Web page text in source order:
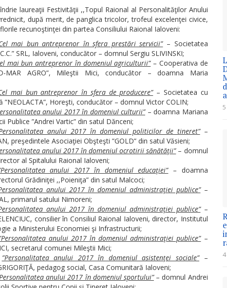
laureaţii Festivităţii ,,Topul Raional al Personalităţilor Anului
după merit, de panglica tricolor, trofeul excelenţei civice,
recunoştinţei din partea Consiliului Raional Ialoveni:
mai bun antreprenor în sfera prestări servicii”– Societatea
SRL, Ialoveni, conducător – domnul Sergiu SLIVINSKI;
mai bun antreprenor în domeniul agriculturii”– Cooperativa de
MAR AGRO”, Mileştii Mici, conducător – doamna Maria
mai bun antreprenor în sfera de producere” – Societatea cu
”NEOLACTA”, Horeşti, conducător – domnul Victor COLIN;
anului 2017 în domeniul culturii”– doamna Mariana
Publice ”Andrei Vartic” din satul Dănceni;
anului 2017 în domeniul politicilor de tineret”–
preşedintele Asociaţiei Obşteşti ”GOLD” din satul Văsieni;
anului 2017 în domeniul ocrotirii sănătăţii”– domnul
al Spitalului Raional Ialoveni;
anului 2017 în domeniul educaţiei”– doamna
Grădiniţei ,,Poieniţa” din satul Malcoci;
anului 2017 în domeniul administraţiei publice”–
primarul satului Nimoreni;
anului 2017 în domeniul administraţiei publice”–
consilier în Consiliul Raional Ialoveni, director, Institutul
a Ministerului Economiei şi Infrastructurii;
anului 2017 în domeniul administraţiei publice”–
secretarul comunei Mileştii Mici;
”Personalitatea anului 2017 în domeniul asistenţei sociale”–
pedagog social, Casa Comunitară Ialoveni;
anului 2017 în domeniul sportului”– domnul Andrei